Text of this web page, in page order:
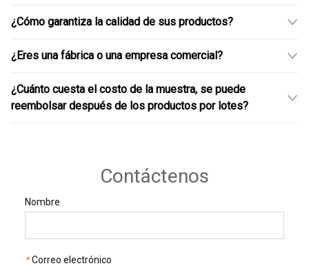
TT/Carta de crédito
¿Cómo garantiza la calidad de sus productos?
Hay una producción a largo plazo y estable en fábricas bien
conocidas en la industria, y la compañía tiene un equipo de
control de calidad fuerte
¿Eres una fábrica o una empresa comercial?
Empresa comercial
¿Cuánto cuesta el costo de la muestra, se puede
reembolsar después de los productos por lotes?
Contáctenos
Nombre
* Correo electrónico